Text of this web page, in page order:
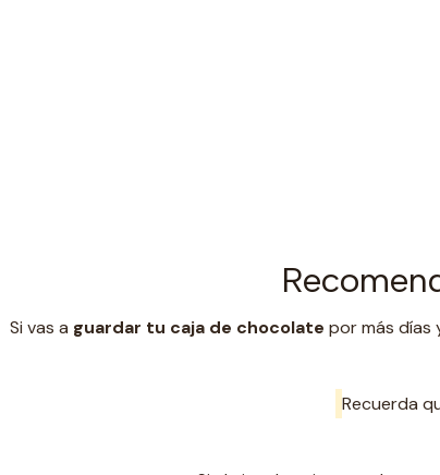
Si vas a guardar tu caja de chocolate por más días
Recuerda